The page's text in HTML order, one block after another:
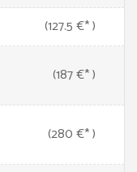
(127.5 €* )
(187 €* )
(280 €* )